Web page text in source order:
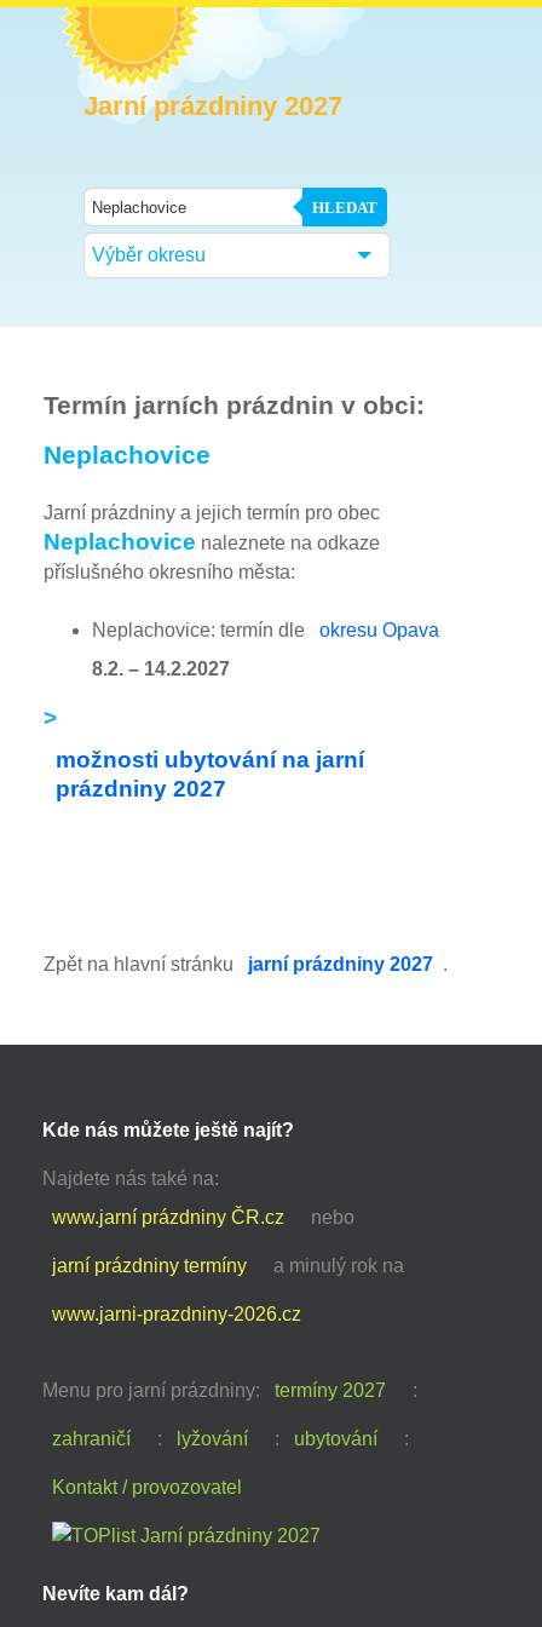
Jarní prázdniny 2027
HLEDAT
Výběr okresu
Termín jarních prázdnin v obci:
Neplachovice
Jarní prázdniny a jejich termín pro obec
Neplachovice naleznete na odkaze
příslušného okresního města:
Neplachovice: termín dle
okresu Opava
8.2. – 14.2.2027
>
možnosti ubytování na jarní
prázdniny 2027
Zpět na hlavní stránku jarní prázdniny 2027 .
Kde nás můžete ještě najít?
Najdete nás také na:
www.jarní prázdniny ČR.cz
nebo
jarní prázdniny termíny a minulý rok na
www.jarni-prazdniny-2026.cz
Menu pro jarní prázdniny: termíny 2027 :
zahraničí : lyžování : ubytování :
Kontakt / provozovatel
Nevíte kam dál?